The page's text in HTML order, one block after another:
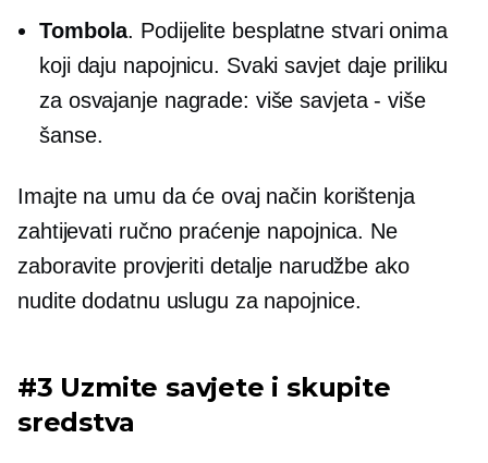
Tombola. Podijelite besplatne stvari onima
koji daju napojnicu. Svaki savjet daje priliku
za osvajanje nagrade: više savjeta - više
šanse.
Imajte na umu da će ovaj način korištenja
zahtijevati ručno praćenje napojnica. Ne
zaboravite provjeriti detalje narudžbe ako
nudite dodatnu uslugu za napojnice.
#3 Uzmite savjete i skupite
sredstva